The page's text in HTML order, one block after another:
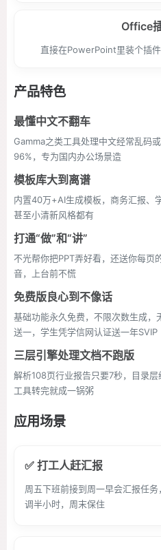
Office
直接在PowerPoint里装个插
产品特色
最懂中文不翻车
Gamma之类工具处理中文经常乱码
96%，专为国内办公场景造
模板库大到离谱
内置40万+AI生成模板，商务汇报、
甚至小清新风格都有
打通“做”和“讲”
不光帮你把PPT弄好看，还送你每页
音，上台前不慌
免费版良心到不像话
基础功能永久免费，不限次数生成
送一，学生凭学信网认证送一年SVIP
三层引擎处理文档不跑版
解析108页行业报告只要7秒，目录
工具转完就成一锅粥
应用场景
✅ 打工人赶汇报
周五下班前接到周一早会汇报任
调半小时，周末保住